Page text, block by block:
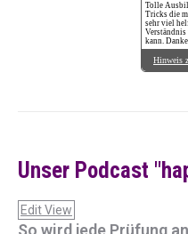
Tolle
Tricks die
sehr viel
kann.
Hinweis
Unser Podcast
Edit View
So wird jede Prüfung